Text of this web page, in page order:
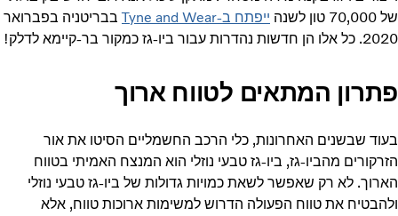
של 70,000 טון לשנה
ייפתח ב-Tyne and Wear
בבריטניה בפברואר
2020. כל אלו הן חדשות נהדרות עבור ביו-גז כמקור בר-קיימא לדלק!
פתרון המתאים לטווח ארוך
בעוד שבשנים האחרונות, כלי הרכב החשמליים הסיטו את אור
הזרקורים מהביו-גז, ביו-גז טבעי נוזלי הוא המנצח האמיתי בטווח
הארוך. לא רק שאפשר לשאת כמויות גדולות של ביו-גז טבעי נוזלי
ולהבטיח את טווח הפעולה הדרוש למשימות ארוכות טווח, אלא